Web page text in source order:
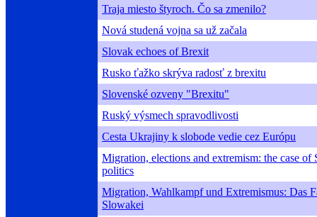
Traja miesto štyroch. Čo sa zmenilo?
Nová studená vojna sa už začala
Slovak echoes of Brexit
Rusko ťažko skrýva radosť z brexitu
Slovenské ozveny "Brexitu"
Ruský výsmech spravodlivosti
Cesta Ukrajiny k slobode vedie cez Európu
Migration, elections and extremism: the case of
politics
Migration, Wahlkampf und Extremismus: Das
Slowakei